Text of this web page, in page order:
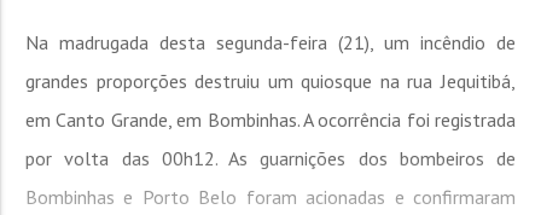
Na madrugada desta segunda-feira (21), um incêndio de
grandes proporções destruiu um quiosque na rua Jequitibá,
em Canto Grande, em Bombinhas. A ocorrência foi registrada
por volta das 00h12. As guarnições dos bombeiros de
Bombinhas e Porto Belo foram acionadas e confirmaram